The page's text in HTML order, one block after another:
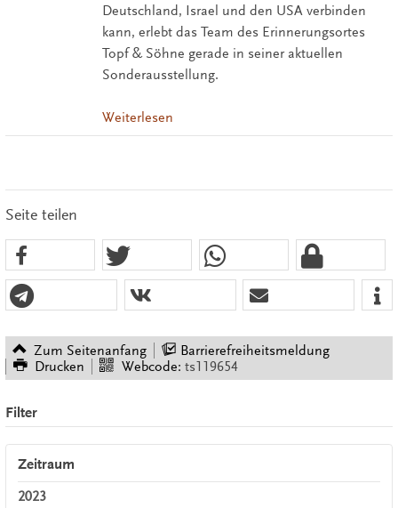
Deutschland, Israel und den USA verbinden
kann, erlebt das Team des Erinnerungsortes
Topf & Söhne gerade in seiner aktuellen
Sonderausstellung.
Weiterlesen
Seite teilen
Zum Seitenanfang
Barrierefreiheitsmeldung
Drucken
Webcode: ts119654
Filter
Zeitraum
2023